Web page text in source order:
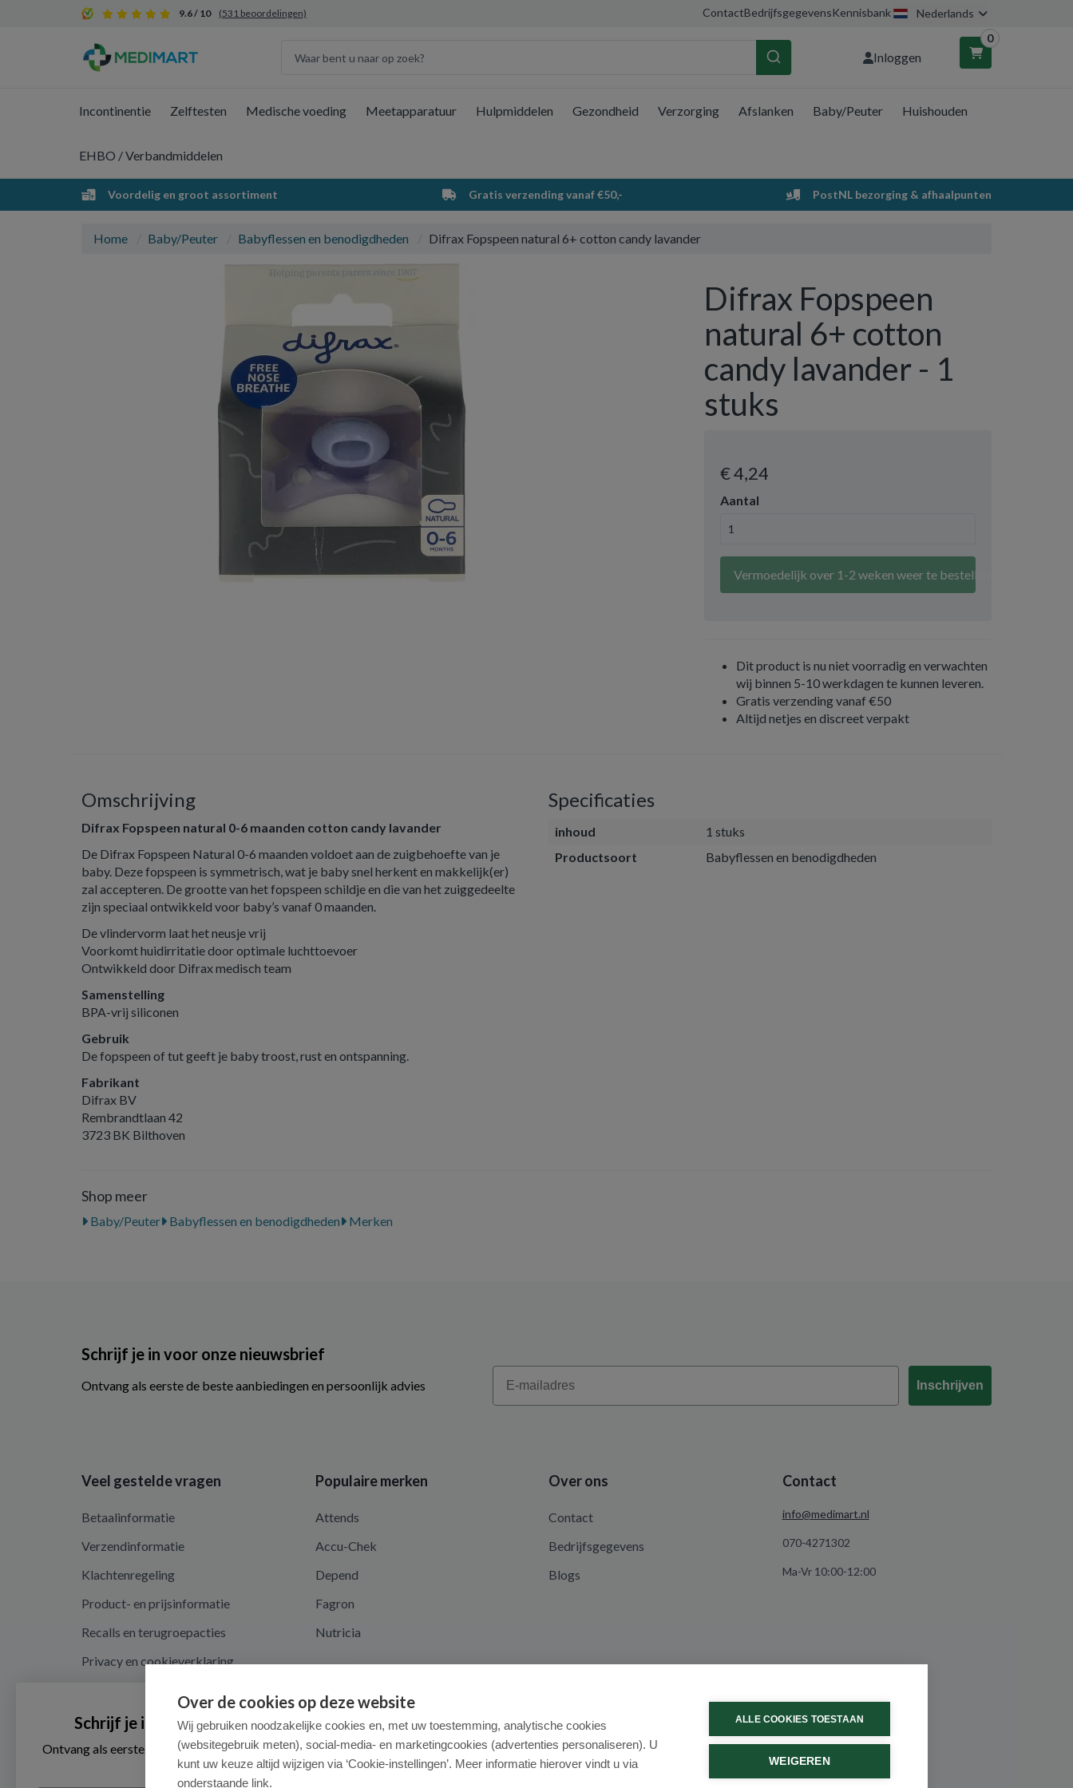
9.6 / 10 (531 beoordelingen) ContactBedrijfsgegevensKennisbank Nederlands
Inloggen
0
Winkelwagen
Uw winkelwagen is leeg.
Vul hem met producten.
Incontinentie Zelftesten Medische voeding Meetapparatuur Hulpmiddelen Gezondheid Verzorging Afslanken Baby/Peuter Huishouden
EHBO / Verbandmiddelen
Voordelig en groot assortiment Gratis verzending vanaf €50,- PostNL bezorging & afhaalpunten
Home Baby/Peuter Babyflessen en benodigdheden Difrax Fopspeen natural 6+ cotton candy lavander
Difrax Fopspeen
natural 6+ cotton
candy lavander - 1
stuks
€ 4,24
Aantal
Vermoedelijk over 1-2 weken weer te bestellen
Dit product is nu niet voorradig en verwachten
wij binnen 5-10 werkdagen te kunnen leveren.
Gratis verzending vanaf €50
Altijd netjes en discreet verpakt
Omschrijving
Difrax Fopspeen natural 0-6 maanden cotton candy lavander
De Difrax Fopspeen Natural 0-6 maanden voldoet aan de zuigbehoefte van je
baby. Deze fopspeen is symmetrisch, wat je baby snel herkent en makkelijk(er)
zal accepteren. De grootte van het fopspeen schildje en die van het zuiggedeelte
zijn speciaal ontwikkeld voor baby’s vanaf 0 maanden.
De vlindervorm laat het neusje vrij
Voorkomt huidirritatie door optimale luchttoevoer
Ontwikkeld door Difrax medisch team
Samenstelling
BPA-vrij siliconen
Gebruik
De fopspeen of tut geeft je baby troost, rust en ontspanning.
Fabrikant
Difrax BV
Rembrandtlaan 42
3723 BK Bilthoven
Specificaties
inhoud
1 stuks
Productsoort
Babyflessen en benodigdheden
Shop meer
Baby/Peuter Babyflessen en benodigdheden Merken
Schrijf je in voor onze nieuwsbrief
Ontvang als eerste de beste aanbiedingen en persoonlijk advies
Email
Inschrijven
Veel gestelde vragen
Betaalinformatie
Verzendinformatie
Klachtenregeling
Product- en prijsinformatie
Recalls en terugroepacties
Privacy en cookieverklaring
Algemene voorwaarden
Herroepingsrecht en retouren
Populaire merken
Attends
Accu-Chek
Depend
Fagron
Nutricia
Over ons
Contact
Bedrijfsgegevens
Blogs
Contact
info@medimart.nl
070-4271302
Ma-Vr 10:00-12:00
Over de cookies op deze website
Wij gebruiken noodzakelijke cookies en, met uw toestemming, analytische cookies
(websitegebruik meten), social-media- en marketingcookies (advertenties personaliseren). U
kunt uw keuze altijd wijzigen via ‘Cookie-instellingen’. Meer informatie hierover vindt u via
onderstaande link.
ALLE COOKIES TOESTAAN
WEIGEREN
Schrijf je in voor onze nieuwsbrief
Ontvang als eerste de beste aanbiedingen en persoonlijk
advies